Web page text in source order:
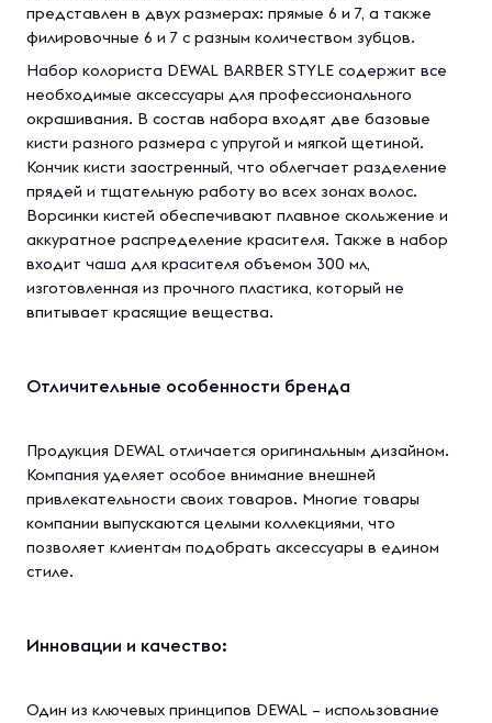
представлен в двух размерах: прямые 6 и 7, а также
филировочные 6 и 7 с разным количеством зубцов.
Набор колориста DEWAL BARBER STYLE содержит все
необходимые аксессуары для профессионального
окрашивания. В состав набора входят две базовые
кисти разного размера с упругой и мягкой щетиной.
Кончик кисти заостренный, что облегчает разделение
прядей и тщательную работу во всех зонах волос.
Ворсинки кистей обеспечивают плавное скольжение и
аккуратное распределение красителя. Также в набор
входит чаша для красителя объемом 300 мл,
изготовленная из прочного пластика, который не
впитывает красящие вещества.
Отличительные особенности бренда
Продукция DEWAL отличается оригинальным дизайном.
Компания уделяет особое внимание внешней
привлекательности своих товаров. Многие товары
компании выпускаются целыми коллекциями, что
позволяет клиентам подобрать аксессуары в едином
стиле.
Инновации и качество:
Один из ключевых принципов DEWAL – использование